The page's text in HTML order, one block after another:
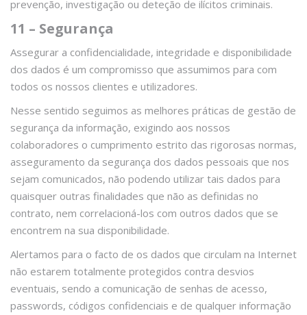
prevenção, investigação ou deteção de ilícitos criminais.
11 – Segurança
Assegurar a confidencialidade, integridade e disponibilidade
dos dados é um compromisso que assumimos para com
todos os nossos clientes e utilizadores.
Nesse sentido seguimos as melhores práticas de gestão de
segurança da informação, exigindo aos nossos
colaboradores o cumprimento estrito das rigorosas normas,
asseguramento da segurança dos dados pessoais que nos
sejam comunicados, não podendo utilizar tais dados para
quaisquer outras finalidades que não as definidas no
contrato, nem correlacioná-los com outros dados que se
encontrem na sua disponibilidade.
Alertamos para o facto de os dados que circulam na Internet
não estarem totalmente protegidos contra desvios
eventuais, sendo a comunicação de senhas de acesso,
passwords, códigos confidenciais e de qualquer informação